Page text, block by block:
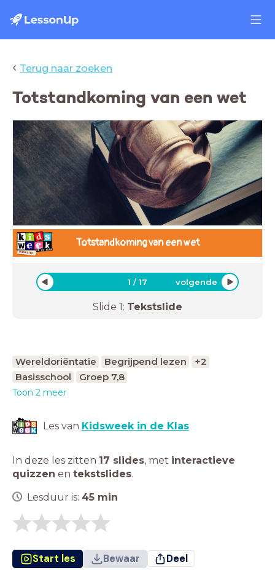
‹ Terug naar zoeken
Totstandkoming van een wet
Totstandkoming van een wet
1 /17 volgende
Slide 1: Tekstslide
Wereldoriëntatie Begrijpend lezen
+2
Basisschool
Groep 7,8
Toon 2 meer
Les van Kidsweek in de Klas
In deze les zitten 17 slides, met interactieve
quizzen en tekstslides.
Lesduur is: 45 min
Start les Bewaar Deel